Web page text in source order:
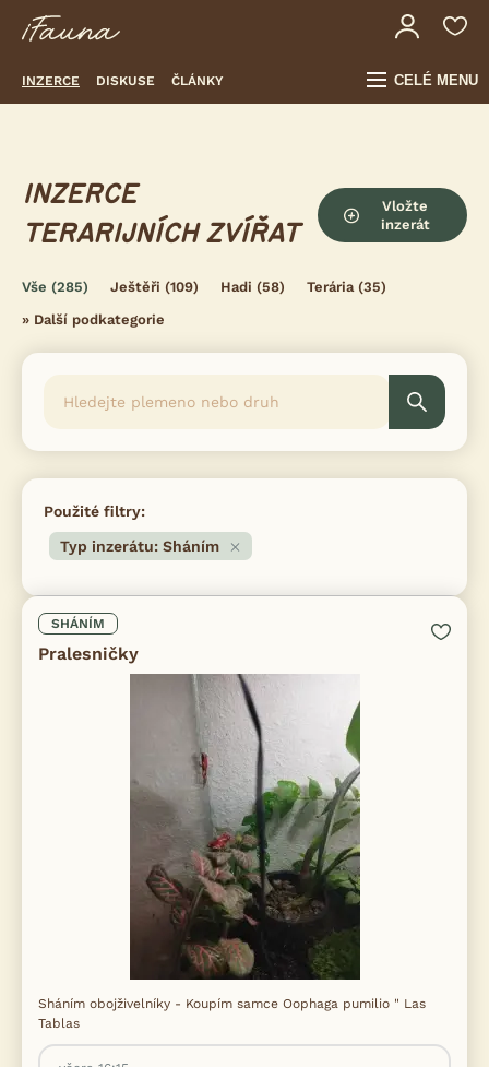
INZERCE DISKUSE ČLÁNKY CELÉ MENU
INZERCE
TERARIJNÍCH ZVÍŘAT
Vložte
inzerát
Vše (285) Ještěři (109) Hadi (58) Terária(35)
» Další podkategorie
Použité filtry:
Typ inzerátu: Sháním
SHÁNÍM
Pralesničky
Sháním obojživelníky - Koupím samce Oophaga pumilio " Las
Tablas